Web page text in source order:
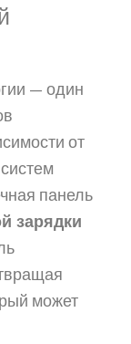
— один
от
панель
зарядки
может